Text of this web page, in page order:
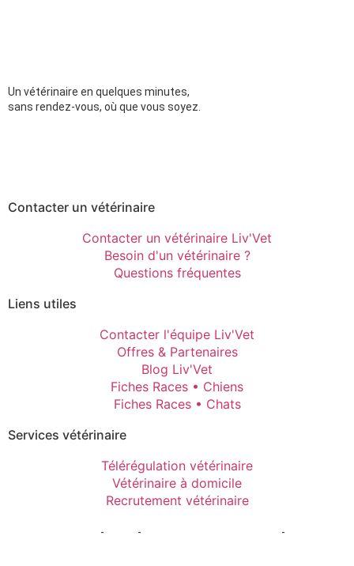
Un vétérinaire en quelques minutes,
sans rendez-vous, où que vous soyez.
Contacter un vétérinaire
Contacter un vétérinaire Liv'Vet
Besoin d'un vétérinaire ?
Questions fréquentes
Liens utiles
Contacter l'équipe Liv'Vet
Offres & Partenaires
Blog Liv'Vet
Fiches Races • Chiens
Fiches Races • Chats
Services vétérinaire
Télérégulation vétérinaire
Vétérinaire à domicile
Recrutement vétérinaire
- - -